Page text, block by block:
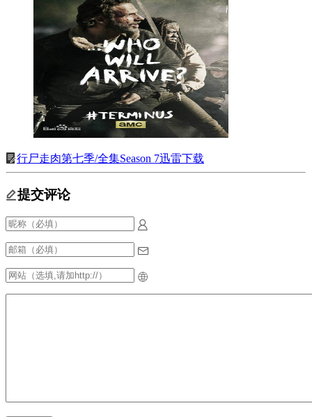
提交评论
行尸走肉第七季/全集Season 7迅雷下载